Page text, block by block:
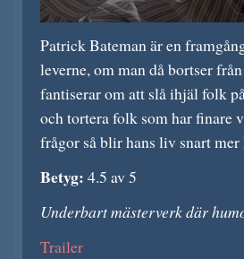
Patrick Bateman är en
leverne, om man då bortser
fantiserar om att slå ihjäl folk
och tortera folk som har finare
frågor så blir hans liv snart
Betyg: 4.5 av 5
Underbart mästerverk där
Trailer